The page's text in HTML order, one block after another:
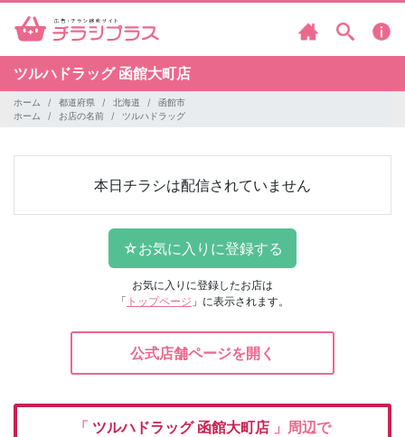
ツルハドラッグ 函館大町店
ホーム 都道府県 北海道
函館市
ホーム
お店の名前 ツルハドラッグ
本日チラシは配信されていません
お気に入りに登録したお店は
「 トップページ 」に表示されます。
公式店舗ページを開く
「 ツルハドラッグ 函館大町店 」周辺で